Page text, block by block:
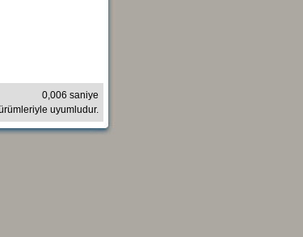
0,006 saniye
uyumludur.